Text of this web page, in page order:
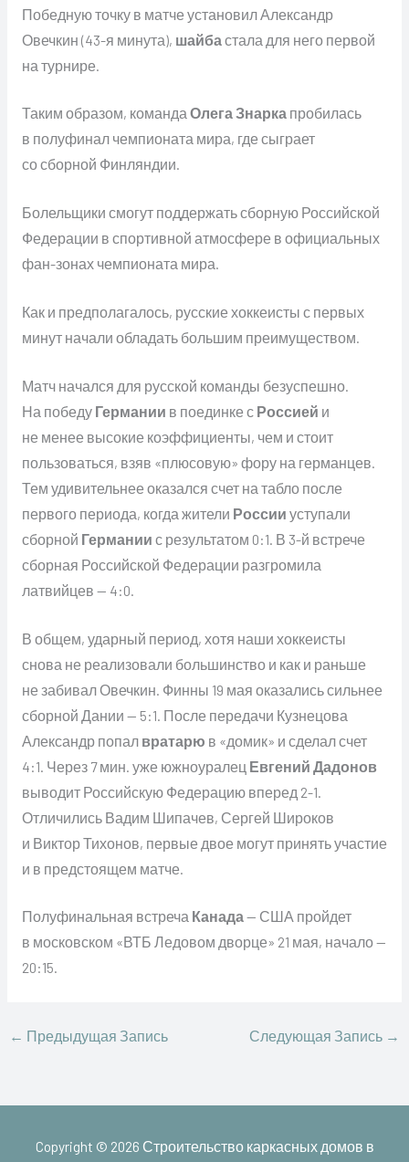
Победную точку в матче установил Александр
Овечкин (43-я минута), шайба стала для него первой
на турнире.
Таким образом, команда Олега Знаркапробилась
в полуфинал чемпионата мира, где сыграет
со сборной Финляндии.
Болельщики смогут поддержать сборную Российской
Федерации в спортивной атмосфере в официальных
фан-зонах чемпионата мира.
Как и предполагалось, русские хоккеисты с первых
минут начали обладать большим преимуществом.
Матч начался для русской команды безуспешно.
На победу Германии в поединке с Россией и
не менее высокие коэффициенты, чем и стоит
пользоваться, взяв «плюсовую» фору на германцев.
Тем удивительнее оказался счет на табло после
первого периода, когда жители России уступали
сборной Германии с результатом 0:1. В 3-й встрече
сборная Российской Федерации разгромила
латвийцев — 4:0.
В общем, ударный период, хотя наши хоккеисты
снова не реализовали большинство и как и раньше
не забивал Овечкин. Финны 19 мая оказались сильнее
сборной Дании — 5:1. После передачи Кузнецова
Александр попал вратарю в «домик» и сделал счет
4:1. Через 7 мин. уже южноуралец Евгений Дадонов
выводит Российскую Федерацию вперед 2-1.
Отличились Вадим Шипачев, Сергей Широков
и Виктор Тихонов, первые двое могут принять участие
и в предстоящем матче.
Полуфинальная встреча Канада— США пройдет
в московском «ВТБ Ледовом дворце» 21 мая, начало —
20:15.
← Предыдущая Запись Следующая Запись →
Copyright © 2026 Строительство каркасных домов в